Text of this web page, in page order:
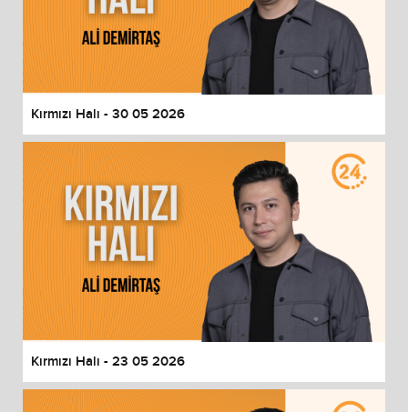
Kırmızı Halı - 30 05 2026
Kırmızı Halı - 23 05 2026